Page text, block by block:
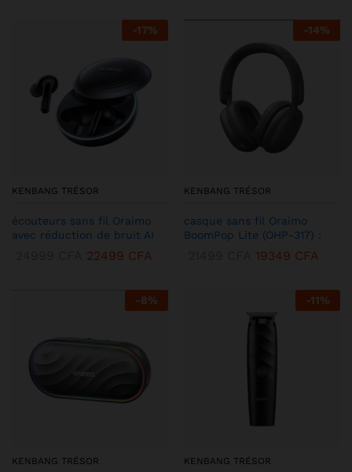
-17%
KENBANG TRÉSOR
écouteurs sans fil Oraimo
avec réduction de bruit AI
22499 CFA
-14%
KENBANG TRÉSOR
casque sans fil Oraimo
BoomPop Lite (OHP-317) :
19349 CFA
-8%
KENBANG TRÉSOR
-11%
KENBANG TRÉSOR